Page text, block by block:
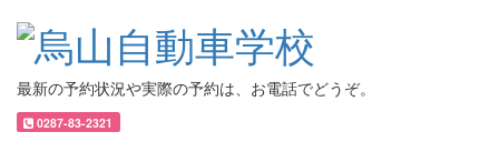
最新の予約状況や実際の予約は、お電話でどうぞ。
0287-83-2321